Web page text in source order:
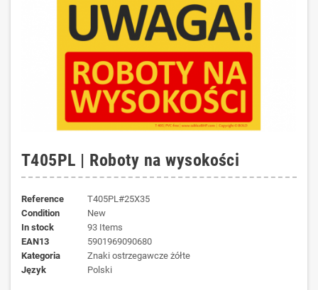
T405PL | Roboty na wysokości
Reference
T405PL#25X35
Condition
New
In stock
93 Items
EAN13
5901969090680
kategoria
Znaki ostrzegawcze żółte
język
Polski